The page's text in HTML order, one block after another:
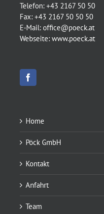
Telefon: +43 2167 50 50
Fax: +43 2167 50 50 50
E-Mail: office@poeck.at
Webseite: www.poeck.at
Home
Pöck GmbH
Kontakt
Anfahrt
Team